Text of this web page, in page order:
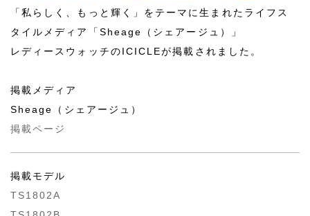
「私らしく、もっと輝く」をテーマに生まれたライフス
タイルメディア「Sheage（シェアージュ）」
レディースウォッチのICICLEが掲載されました。
掲載メディア
Sheage（シェアージュ）
掲載ページ
掲載モデル
TS1802A